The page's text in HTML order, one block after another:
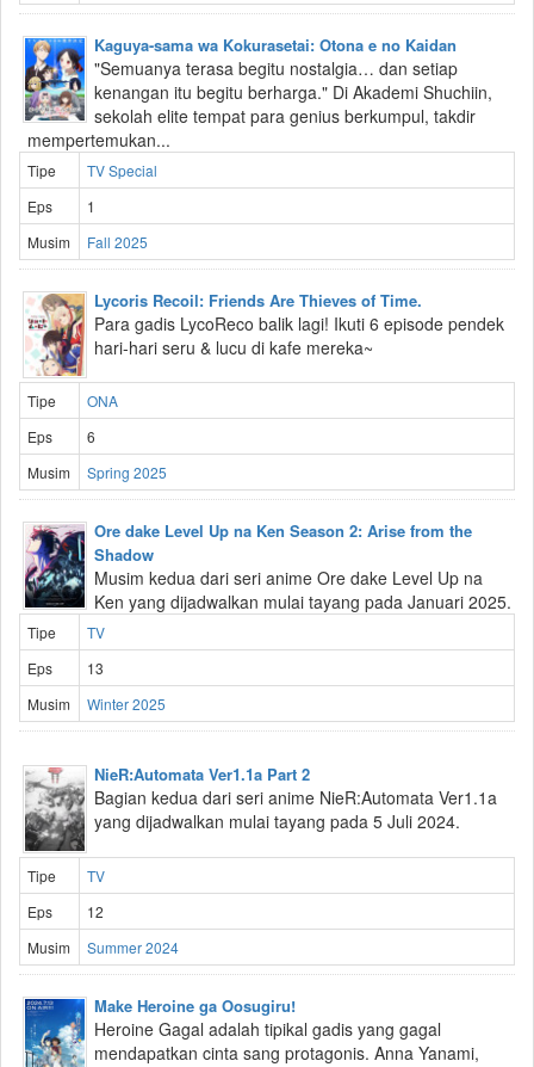
Kaguya-sama wa Kokurasetai: Otona e no Kaidan
"Semuanya terasa begitu nostalgia… dan setiap
kenangan itu begitu berharga." Di Akademi Shuchiin,
sekolah elite tempat para genius berkumpul, takdir
mempertemukan...
Tipe
TV Special
Eps
1
Musim
Fall 2025
Lycoris Recoil: Friends Are Thieves of Time.
Para gadis LycoReco balik lagi! Ikuti 6 episode pendek
hari-hari seru & lucu di kafe mereka~
Tipe
ONA
Eps
6
Musim
Spring 2025
Ore dake Level Up na Ken Season 2: Arise from the
Shadow
Musim kedua dari seri anime Ore dake Level Up na
Ken yang dijadwalkan mulai tayang pada Januari 2025.
Tipe
TV
Eps
13
Musim
Winter 2025
NieR:Automata Ver1.1a Part 2
Bagian kedua dari seri anime NieR:Automata Ver1.1a
yang dijadwalkan mulai tayang pada 5 Juli 2024.
Tipe
TV
Eps
12
Musim
Summer 2024
Make Heroine ga Oosugiru!
Heroine Gagal adalah tipikal gadis yang gagal
mendapatkan cinta sang protagonis. Anna Yanami,